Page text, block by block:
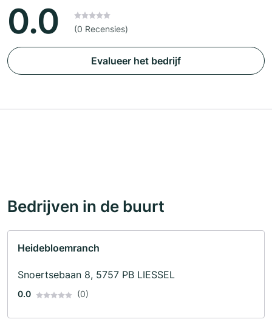
0.0 (0 Recensies)
Evalueer het bedrijf
Bedrijven in de buurt
Heidebloemranch
Snoertsebaan 8, 5757 PB LIESSEL
0.0 (0)